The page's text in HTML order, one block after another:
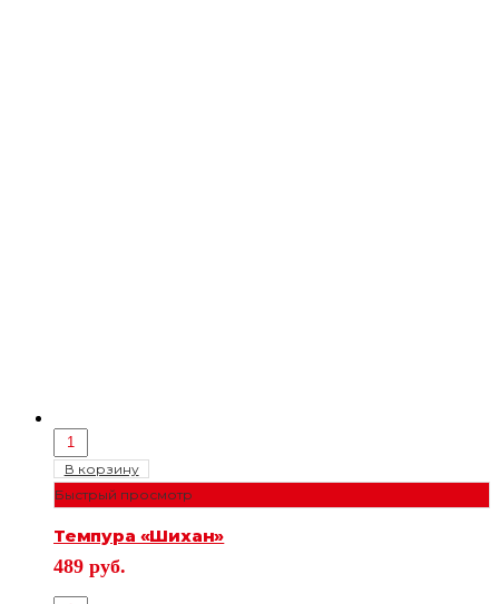
В корзину
Быстрый просмотр
Темпура «Шихан»
489 руб.